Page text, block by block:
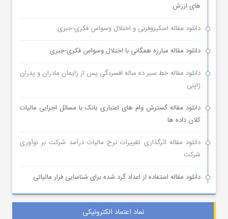
های ارزش
دانلود مقاله اسکیزوفرنی و اختلال وسواس فکری-جبری
دانلود مقاله مبارزه همگانی با اختلال وسواس فکری-جبری
دانلود مقاله خط سیر ده ساله افسردگی پس از زایمان مادران و پدران
ژاپنی
دانلود مقاله گسترش وام های اعتباری بانک با مسائل اجرایی مالیات
کلان داده ها
دانلود مقاله اثرگذاری تغییرات نرخ مالیات درآمد شرکت بر نوآوری
شرکت
دانلود مقاله استفاده از اعداد گرد شده برای شناسایی فرار مالیاتی
نماد اعتماد الکترونیکی